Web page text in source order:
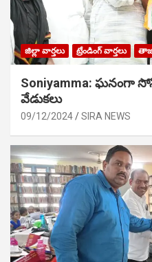
జిల్లా వార్తలు ట్రేండింగ్ వార్తలు తాజా
Soniyamma: ఘ‌నంగా
వేడుక‌లు
09/12/2024 SIRA NEWS